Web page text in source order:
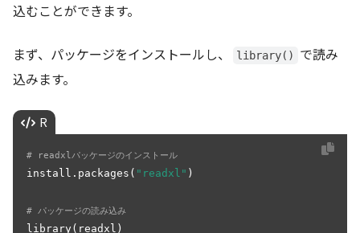
込むことができます。
まず、パッケージをインストールし、 library()
で読み
込みます。
R
# readxlパッケージのインストール
install.packages( "readxl" )
# パッケージの読み込み
library(readxl)